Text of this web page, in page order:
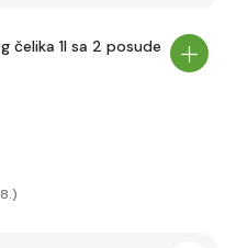
čelika 1l sa 2 posude